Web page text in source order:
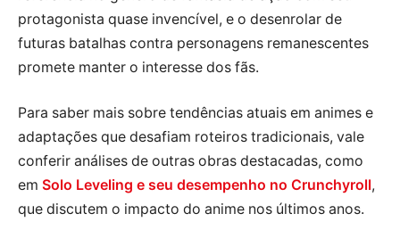
protagonista quase invencível, e o desenrolar de
futuras batalhas contra personagens remanescentes
promete manter o interesse dos fãs.
Para saber mais sobre tendências atuais em animes e
adaptações que desafiam roteiros tradicionais, vale
conferir análises de outras obras destacadas, como
em Solo Leveling e seu desempenho no Crunchyroll,
que discutem o impacto do anime nos últimos anos.